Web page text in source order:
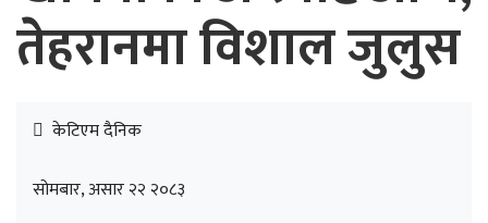
तेहरानमा विशाल जुलुस
केटिएम दैनिक
सोमबार, असार २२ २०८३